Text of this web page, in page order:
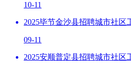
10-11
2025毕节金沙县招聘城市社区
09-11
2025安顺普定县招聘城市社区